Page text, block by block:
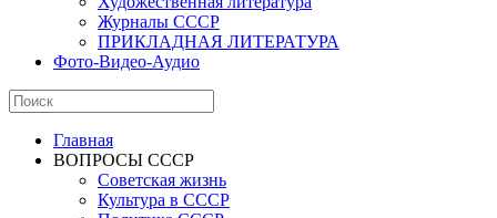
Журналы СССР
ПРИКЛАДНАЯ ЛИТЕРАТУРА
Фото-Видео-Аудио
Главная
ВОПРОСЫ СССР
Советская жизнь
Культура в СССР